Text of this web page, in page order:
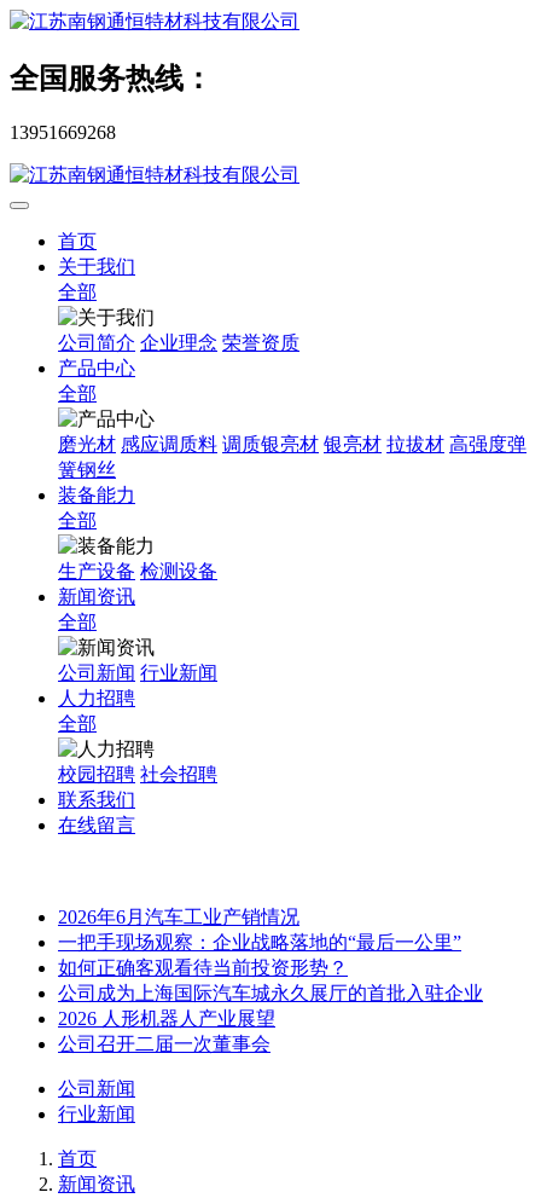
全国服务热线：
13951669268
首页
关于我们
全部
公司简介 企业理念 荣誉资质
产品中心
全部
磨光材 感应调质料 调质银亮材 银亮材 拉拔材 高强度弹
簧钢丝
装备能力
全部
生产设备 检测设备
新闻资讯
全部
公司新闻 行业新闻
人力招聘
全部
校园招聘 社会招聘
联系我们
在线留言
2026年6月汽车工业产销情况
一把手现场观察：企业战略落地的“最后一公里”
如何正确客观看待当前投资形势？
公司成为上海国际汽车城永久展厅的首批入驻企业
2026 人形机器人产业展望
公司召开二届一次董事会
公司新闻
行业新闻
首页
新闻资讯